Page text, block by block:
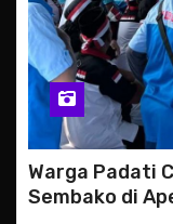
Warga Padati
Sembako di